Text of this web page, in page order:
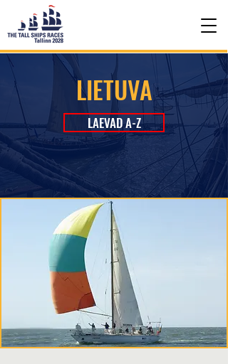
LIETUVA
LAEVAD A-Z